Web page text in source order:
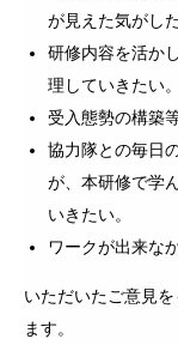
が見えた気がした
研修内容を活か
理していきたい。
受入態勢の構築
協力隊との毎日
が、本研修で学
いきたい。
ワークが出来
いただいたご意見
ます。